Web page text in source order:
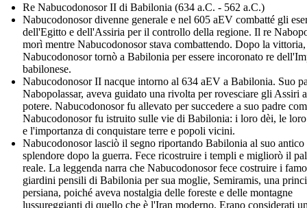
Re Nabucodonosor II di Babilonia (634 a.C. - 562 a.C.)
Nabucodonosor divenne generale e nel 605 aEV combatté gli
dell'Egitto e dell'Assiria per il controllo della regione. Il re
morì mentre Nabucodonosor stava combattendo. Dopo la vittoria,
Nabucodonosor tornò a Babilonia per essere incoronato re
babilonese.
Nabucodonosor II nacque intorno al 634 aEV a Babilonia. Suo
Nabopolassar, aveva guidato una rivolta per rovesciare gli Assiri
potere. Nabucodonosor fu allevato per succedere a suo padre
Nabucodonosor fu istruito sulle vie di Babilonia: i loro dèi, le
e l'importanza di conquistare terre e popoli vicini.
Nabucodonosor lasciò il segno riportando Babilonia al suo antico
splendore dopo la guerra. Fece ricostruire i templi e migliorò il
reale. La leggenda narra che Nabucodonosor fece costruire i
giardini pensili di Babilonia per sua moglie, Semiramis, una
persiana, poiché aveva nostalgia delle foreste e delle montagne
lussureggianti di quello che è l'Iran moderno. Erano considerati